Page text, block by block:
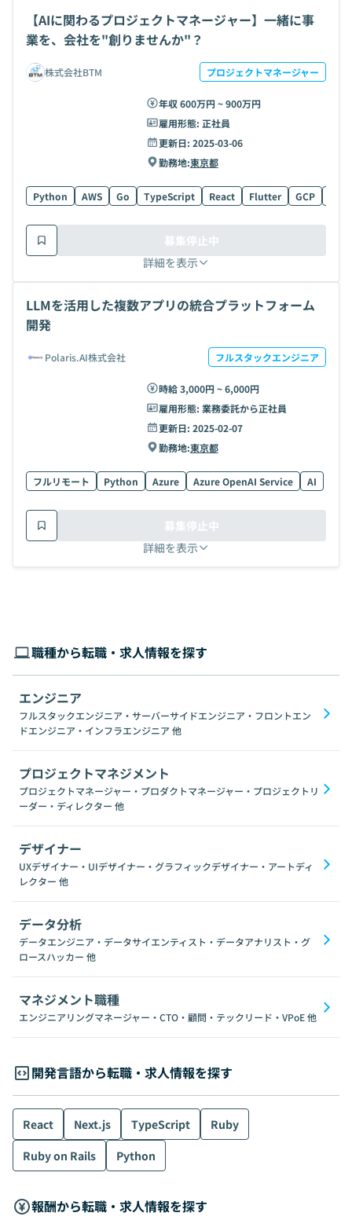
【AIに関わるプロジェクトマネージャー】一緒に事
業を、会社を"創りませんか"？
株式会社BTM プロジェクトマネージャー
年収 600万円 ~ 900万円
雇用形態: 正社員
更新日: 2025-03-06
勤務地:東京都
Python AWS Go TypeScript React Flutter GCP
詳細を表示
募集停止中
LLMを活用した複数アプリの統合プラットフォーム
開発
Polaris.AI株式会社 フルスタックエンジニア
時給 3,000円 ~ 6,000円
雇用形態: 業務委託から正社員
更新日: 2025-02-07
勤務地:東京都
フルリモート Python Azure Azure OpenAI Service AI
詳細を表示
募集停止中
職種から転職・求人情報を探す
エンジニア
フルスタックエンジニア・サーバーサイドエンジニア・フロントエン
ドエンジニア・インフラエンジニア 他
プロジェクトマネジメント
プロジェクトマネージャー・プロダクトマネージャー・プロジェクトリ
ーダー・ディレクター 他
デザイナー
UXデザイナー・UIデザイナー・グラフィックデザイナー・アートディ
レクター 他
データ分析
データエンジニア・データサイエンティスト・データアナリスト・グ
ロースハッカー 他
マネジメント職種
エンジニアリングマネージャー・CTO・顧問・テックリード・VPoE他
開発言語から転職・求人情報を探す
React Next.js TypeScript
Ruby
Ruby on Rails
Python
報酬から転職・求人情報を探す